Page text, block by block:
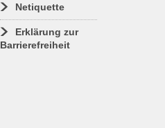
Netiquette
Erklärung zur
Barrierefreiheit